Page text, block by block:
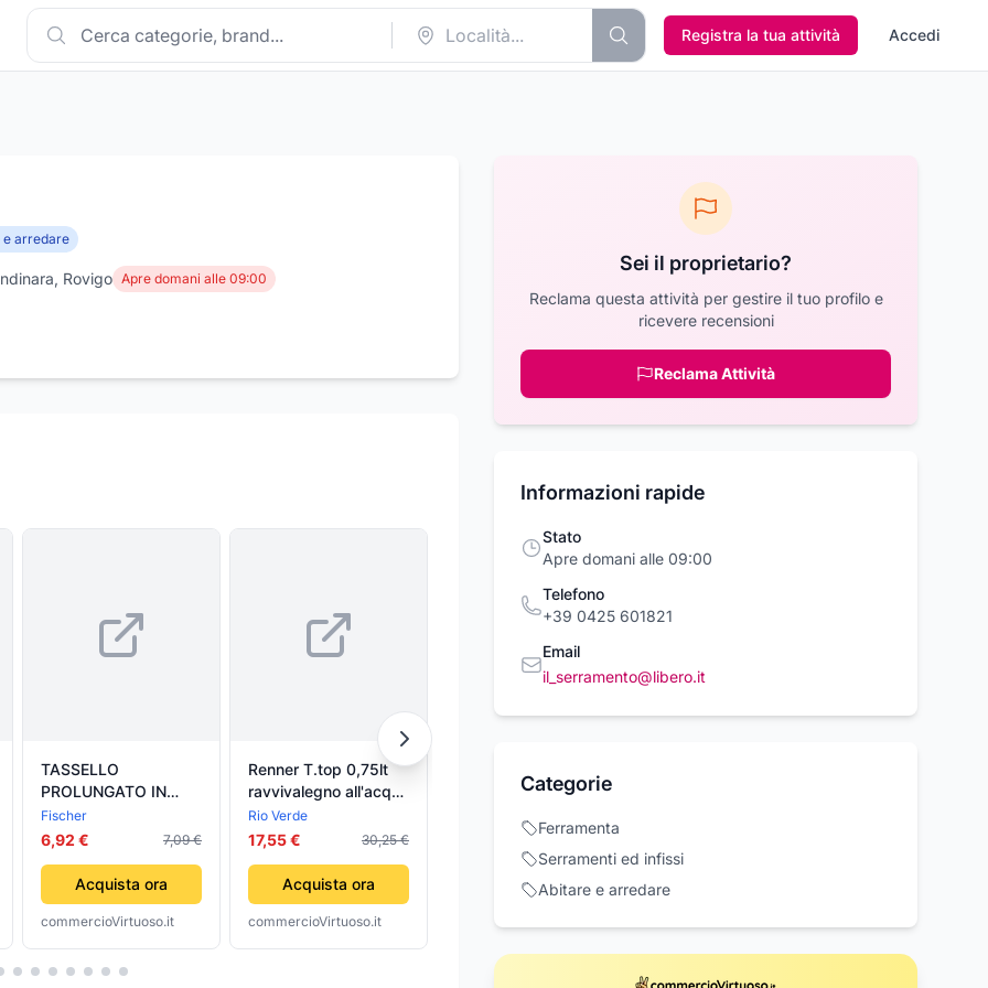
Registra la tua attività Accedi
e arredare
Rovigo Apre domani alle 09:00
TASSELLO
PROLUNGATO IN
NYLON FISCHER PER
SERRAMENTI- 8 x
Fischer
6,92 € 7,09 €
Acquista ora
commercioVirtuoso.it
Renner T.top 0,75lt
ravvivalegno all'acqua
serramenti manufatti
legno mobili
Rio Verde
17,55 € 30,25 €
Acquista ora
commercioVirtuoso.it
BUSSOLA 14MM
CROMO VANADIO
ACCIAIO 91622
FERRAMENTA
Acquista ora
commercioVirtuoso.it
Sei il proprietario?
Reclama questa attività per gestire il tuo profilo e
ricevere recensioni
Reclama Attività
Informazioni rapide
Stato
Apre domani alle 09:00
Telefono
+39 0425 601821
Email
il_serramento@libero.it
Categorie
Ferramenta
Serramenti ed infissi
Abitare e arredare